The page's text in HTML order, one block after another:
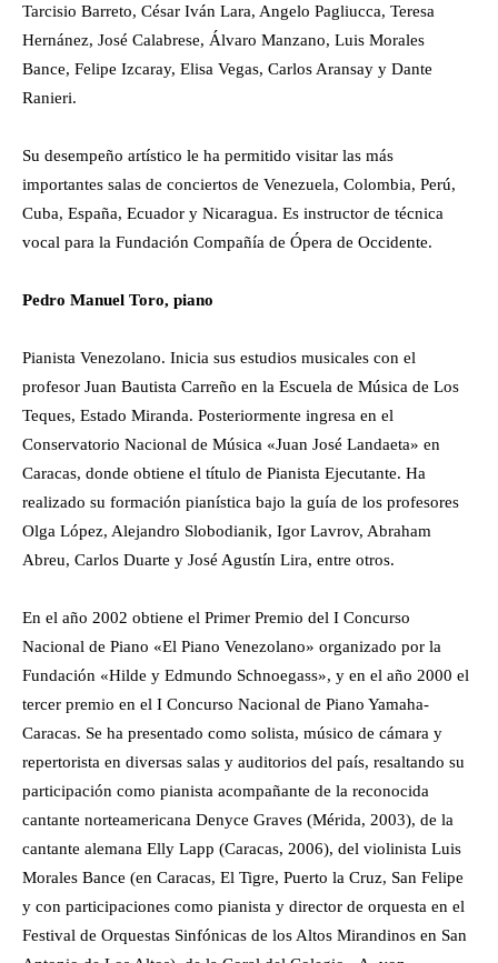
Tarcisio Barreto, César Iván Lara, Angelo Pagliucca, Teresa
Hernánez, José Calabrese, Álvaro Manzano, Luis Morales
Bance, Felipe Izcaray, Elisa Vegas, Carlos Aransay y Dante
Ranieri.
Su desempeño artístico le ha permitido visitar las más
importantes salas de conciertos de Venezuela, Colombia, Perú,
Cuba, España, Ecuador y Nicaragua. Es instructor de técnica
vocal para la Fundación Compañía de Ópera de Occidente.
Pedro Manuel Toro, piano
Pianista Venezolano. Inicia sus estudios musicales con el
profesor Juan Bautista Carreño en la Escuela de Música de Los
Teques, Estado Miranda. Posteriormente ingresa en el
Conservatorio Nacional de Música «Juan José Landaeta» en
Caracas, donde obtiene el título de Pianista Ejecutante. Ha
realizado su formación pianística bajo la guía de los profesores
Olga López, Alejandro Slobodianik, Igor Lavrov, Abraham
Abreu, Carlos Duarte y José Agustín Lira, entre otros.
En el año 2002 obtiene el Primer Premio del I Concurso
Nacional de Piano «El Piano Venezolano» organizado por la
Fundación «Hilde y Edmundo Schnoegass», y en el año 2000 el
tercer premio en el I Concurso Nacional de Piano Yamaha-
Caracas. Se ha presentado como solista, músico de cámara y
repertorista en diversas salas y auditorios del país, resaltando su
participación como pianista acompañante de la reconocida
cantante norteamericana Denyce Graves (Mérida, 2003), de la
cantante alemana Elly Lapp (Caracas, 2006), del violinista Luis
Morales Bance (en Caracas, El Tigre, Puerto la Cruz, San Felipe
y con participaciones como pianista y director de orquesta en el
Festival de Orquestas Sinfónicas de los Altos Mirandinos en San